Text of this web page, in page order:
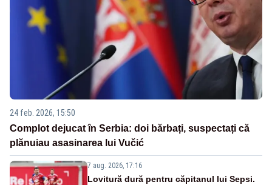
24 feb. 2026, 15:50
Complot dejucat în Serbia: doi bărbați, suspectați că
plănuiau asasinarea lui Vučić
7 aug. 2026, 17:16
Lovitură dură pentru căpitanul lui Sepsi.